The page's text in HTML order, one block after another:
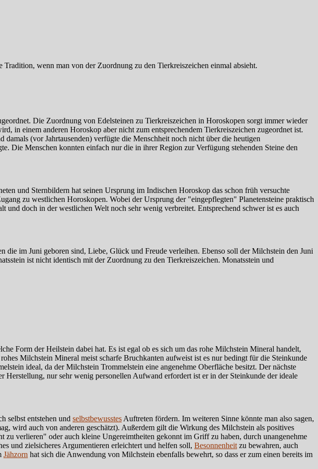
wenn man von der Zuordnung zu den Tierkreiszeichen einmal absieht.
Die Zuordnung von Edelsteinen zu Tierkreiszeichen in Horoskopen sorgt immer wieder
in einem anderen Horoskop aber nicht zum entsprechendem Tierkreiszeichen zugeordnet ist.
(vor Jahrtausenden) verfügte die Menschheit noch nicht über die heutigen
Die Menschen konnten einfach nur die in ihrer Region zur Verfügung stehenden Steine den
und Sternbildern hat seinen Ursprung im Indischen Horoskop das schon früh versuchte
zu westlichen Horoskopen. Wobei der Ursprung der "eingepflegten" Planetensteine praktisch
und doch in der westlichen Welt noch sehr wenig verbreitet. Entsprechend schwer ist es auch
im Juni geboren sind, Liebe, Glück und Freude verleihen. Ebenso soll der Milchstein den Juni
ist nicht identisch mit der Zuordnung zu den Tierkreiszeichen. Monatsstein und
Form der Heilstein dabei hat. Es ist egal ob es sich um das rohe Milchstein Mineral handelt,
Milchstein Mineral meist scharfe Bruchkanten aufweist ist es nur bedingt für die Steinkunde
ideal, da der Milchstein Trommelstein eine angenehme Oberfläche besitzt. Der nächste
nur sehr wenig personellen Aufwand erfordert ist er in der Steinkunde der ideale
selbst entstehen und selbstbewusstes Auftreten fördern. Im weiteren Sinne könnte man also sagen,
wird auch von anderen geschätzt). Außerdem gilt die Wirkung des Milchstein als positives
zu verlieren" oder auch kleine Ungereimtheiten gekonnt im Griff zu haben, durch unangenehme
und zielsicheres Argumentieren erleichtert und helfen soll, Besonnenheit zu bewahren, auch
Jähzorn hat sich die Anwendung von Milchstein ebenfalls bewehrt, so dass er zum einen bereits im